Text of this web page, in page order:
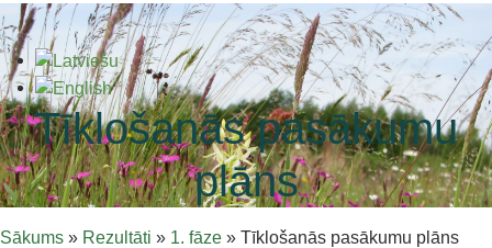
Tīklošanās pasākumu
plāns
Sākums » Rezultāti » 1. fāze » Tīklošanās pasākumu plāns